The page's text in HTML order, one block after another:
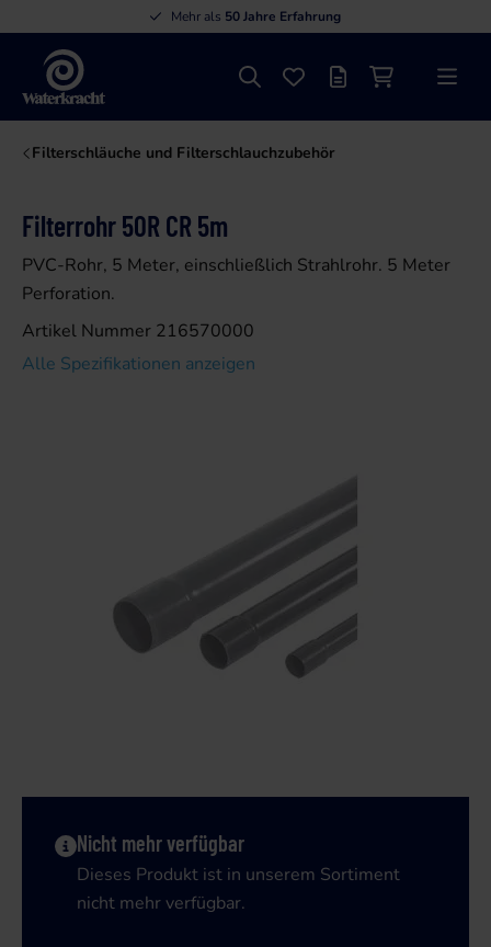
Mehr als 50 Jahre Erfahrung
Waterkracht
SucheFavoritenAngebotslisteMenü
Filterschläuche und Filterschlauchzubehör
Filterrohr 50R CR 5m
PVC-Rohr, 5 Meter, einschließlich Strahlrohr. 5 Meter
Perforation.
Artikel Nummer 216570000
Alle Spezifikationen anzeigen
Nicht mehr verfügbar
Dieses Produkt ist in unserem Sortiment
nicht mehr verfügbar.